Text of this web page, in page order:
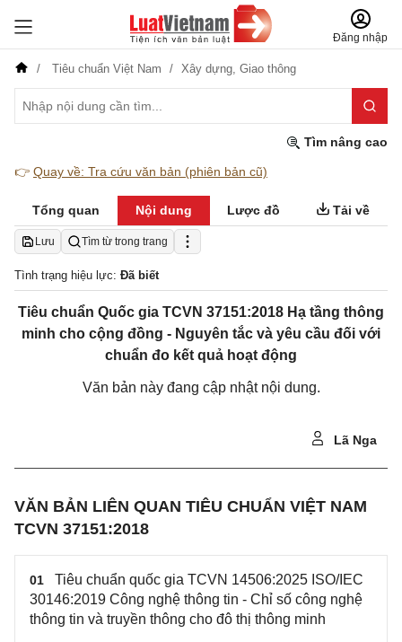
Đăng nhập
Tiêu chuẩn Việt Nam Xây dựng, Giao thông
Tìm nâng cao
👉 Quay về: Tra cứu văn bản (phiên bản cũ)
Tổng quan Nội dung Lược đồ Tải về
Lưu Tìm từ trong trang
Tình trạng hiệu lực: Đã biết
Tiêu chuẩn Quốc gia TCVN 37151:2018 Hạ tầng thông
minh cho cộng đồng - Nguyên tắc và yêu cầu đối với
chuẩn đo kết quả hoạt động
Văn bản này đang cập nhật nội dung.
Lã Nga
VĂN BẢN LIÊN QUAN TIÊU CHUẨN VIỆT NAM
TCVN 37151:2018
01
Tiêu chuẩn quốc gia TCVN 14506:2025 ISO/IEC
30146:2019 Công nghệ thông tin - Chỉ số công nghệ
thông tin và truyền thông cho đô thị thông minh